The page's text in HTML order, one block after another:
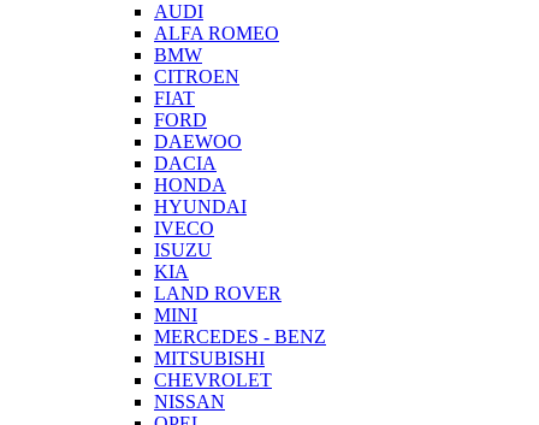
AUDI
ALFA ROMEO
BMW
CITROEN
FIAT
FORD
DAEWOO
DACIA
HONDA
HYUNDAI
IVECO
ISUZU
KIA
LAND ROVER
MINI
MERCEDES - BENZ
MITSUBISHI
CHEVROLET
NISSAN